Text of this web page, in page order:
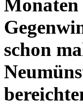
Monaten
schon